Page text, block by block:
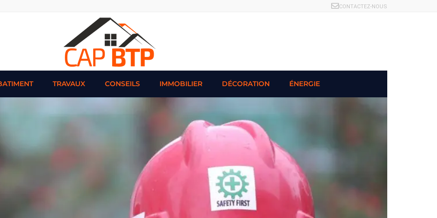
CONTACTEZ-NOUS
TRAVAUX CONSEILS IMMOBILIER DÉCORATION ÉNERGIE